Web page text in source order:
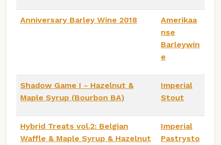
Anniversary Barley Wine 2018
Amerikaa
nse
Barleywin
e
Shadow Game I - Hazelnut &
Maple Syrup (Bourbon BA)
Imperial
Stout
Hybrid Treats vol.2: Belgian
Waffle & Maple Syrup & Hazelnut
Imperial
Pastrysto